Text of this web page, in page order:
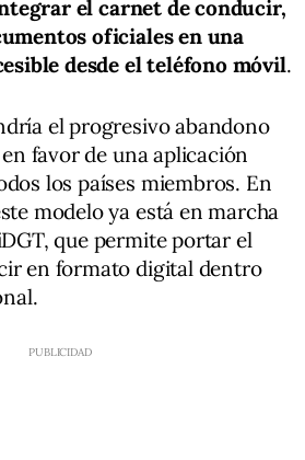
el carnet de conducir,
oficiales en una
desde el teléfono móvil.
el progresivo abandono
favor de una aplicación
los países miembros. En
modelo ya está en marcha
que permite portar el
en formato digital dentro